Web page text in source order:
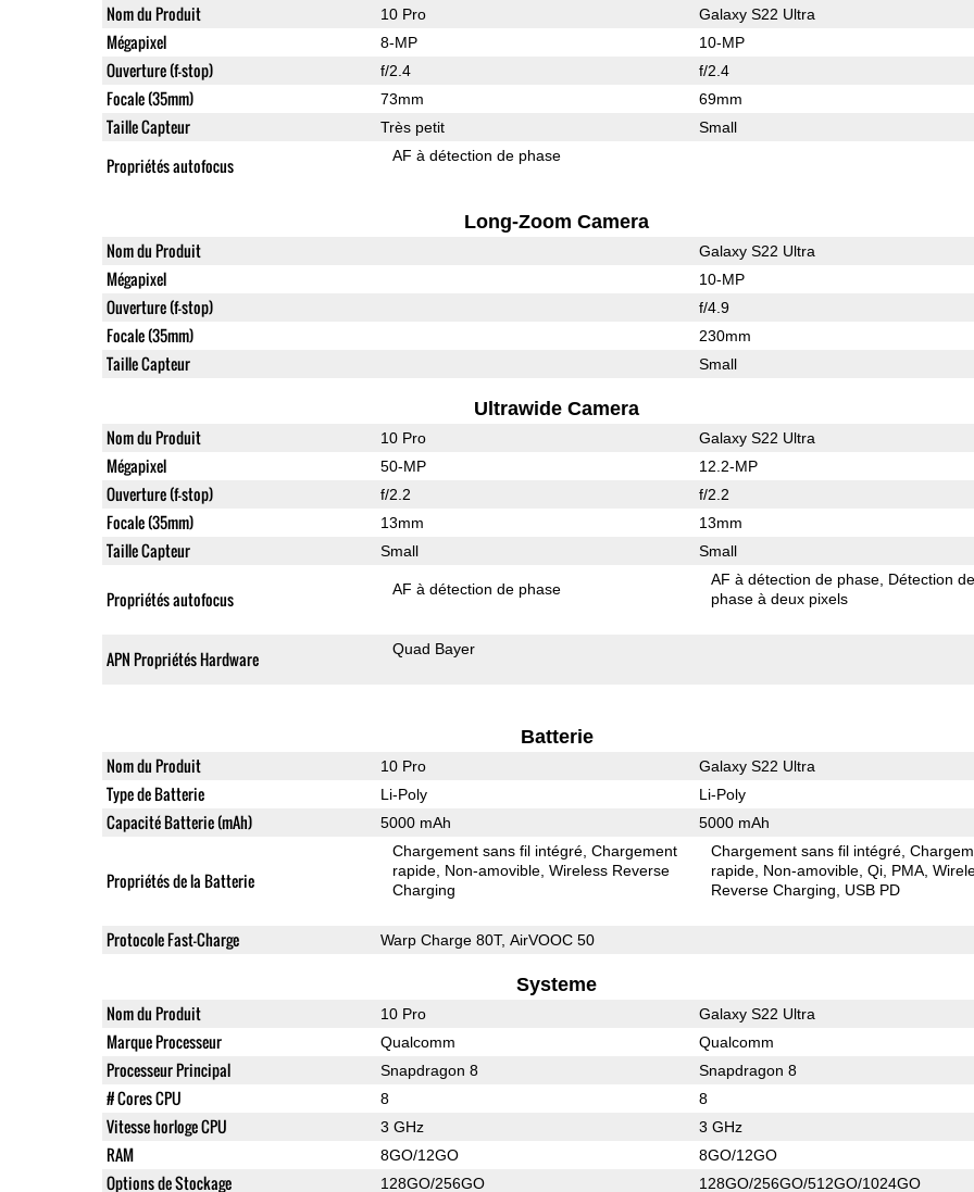
Nom du Produit 10 Pro Galaxy S22 Ultra
Mégapixel 8-MP 10-MP
Ouverture (f-stop) f/2.4 f/2.4
Focale (35mm) 73mm 69mm
Taille Capteur Très petit Small
Propriétés autofocus AF à détection de phase
Long-Zoom Camera
Nom du Produit Galaxy S22 Ultra
Mégapixel 10-MP
Ouverture (f-stop) f/4.9
Focale (35mm) 230mm
Taille Capteur Small
Ultrawide Camera
Nom du Produit 10 Pro Galaxy S22 Ultra
Mégapixel 50-MP 12.2-MP
Ouverture (f-stop) f/2.2 f/2.2
Focale (35mm) 13mm 13mm
Taille Capteur Small Small
Propriétés autofocus AF à détection de phase
AF à détection de phase Détection
phase à deux pixels
APN Propriétés Hardware Quad Bayer
Batterie
Nom du Produit 10 Pro Galaxy S22 Ultra
Type de Batterie Li-Poly Li-Poly
Capacité Batterie (mAh) 5000 mAh 5000 mAh
Propriétés de la Batterie
Chargement sans fil intégré Chargement
rapide Non-amovible Wireless Reverse
Charging
Chargement sans fil intégré
rapide Non-amovible Qi PMA
Reverse Charging
USB PD
Protocole Fast-Charge Warp Charge 80T, AirVOOC 50
Systeme
Nom du Produit 10 Pro Galaxy S22 Ultra
Marque Processeur Qualcomm Qualcomm
Processeur Principal Snapdragon 8 Snapdragon 8
# Cores CPU 8 8
Vitesse horloge CPU 3 GHz 3 GHz
RAM 8GO/12GO 8GO/12GO
Options de Stockage 128GO/256GO 128GO/256GO/512GO/1024GO